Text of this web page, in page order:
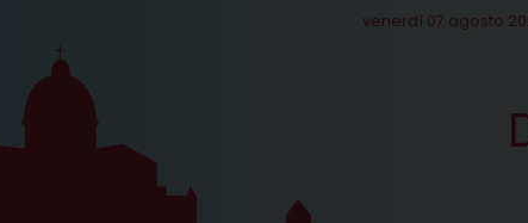
venerdì 07 agosto